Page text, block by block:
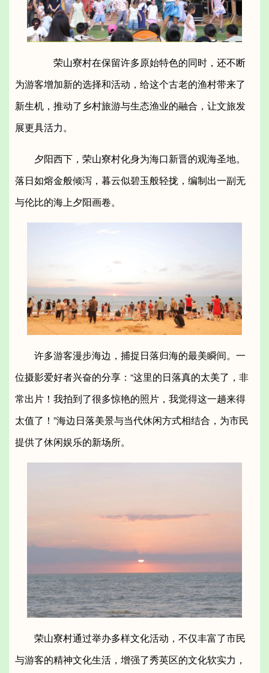
荣山寮村在保留许多原始特色的同时，还不断
为游客增加新的选择和活动，给这个古老的渔村带来了
新生机，推动了乡村旅游与生态渔业的融合，让文旅发
展更具活力。
夕阳西下，荣山寮村化身为海口新晋的观海圣地。
落日如熔金般倾泻，暮云似碧玉般轻拢，编制出一副无
与伦比的海上夕阳画卷。
许多游客漫步海边，捕捉日落归海的最美瞬间。一
位摄影爱好者兴奋的分享：“这里的日落真的太美了，非
常出片！我拍到了很多惊艳的照片，我觉得这一趟来得
太值了！”海边日落美景与当代休闲方式相结合，为市民
提供了休闲娱乐的新场所。
荣山寮村通过举办多样文化活动，不仅丰富了市民
与游客的精神文化生活，增强了秀英区的文化软实力，